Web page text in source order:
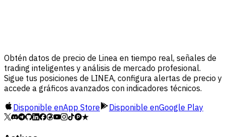
Obtén datos de precio de Linea en tiempo real, señales de
trading inteligentes y análisis de mercado profesional.
Sigue tus posiciones de LINEA, configura alertas de precio y
accede a gráficos avanzados con indicadores técnicos.
Disponible enApp Store Disponible enGoogle Play